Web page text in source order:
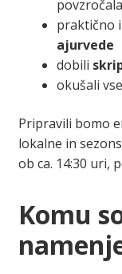
praktično
ajurvede
dobili
okušali
Pripravili bomo
lokalne in
ob ca. 14:30 uri,
Komu